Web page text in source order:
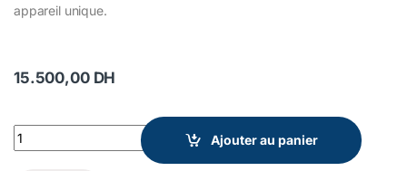
appareil unique.
15.500,00 DH
Top Spin Renfert quantity
Ajouter au panier